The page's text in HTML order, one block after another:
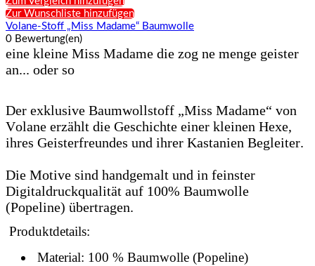
Zur Wunschliste hinzufügen
Volane-Stoff „Miss Madame“ Baumwolle
0 Bewertung(en)
eine kleine Miss Madame die zog ne menge geister
an... oder so
Der exklusive Baumwollstoff „Miss Madame“ von
Volane erzählt die Geschichte einer kleinen Hexe,
ihres Geisterfreundes und ihrer Kastanien Begleiter.
Die Motive sind handgemalt und in feinster
Digitaldruckqualität auf 100% Baumwolle
(Popeline) übertragen.
Produktdetails:
Material: 100 % Baumwolle (Popeline)